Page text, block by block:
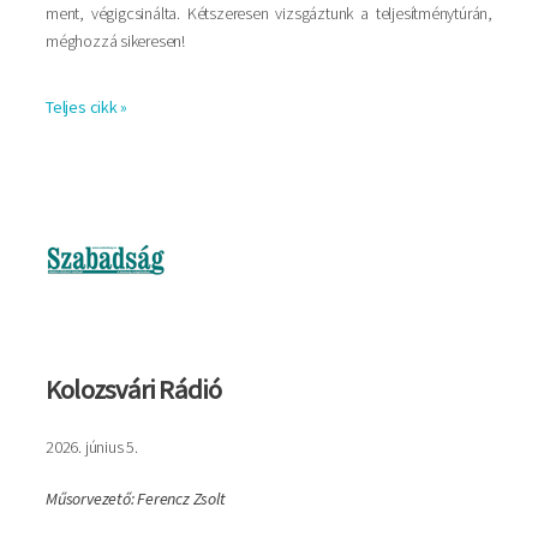
ment, végigcsinálta. Kétszeresen vizsgáztunk a teljesítménytúrán,
méghozzá sikeresen!
Teljes cikk »
Kolozsvári Rádió
2026. június 5.
Műsorvezető: Ferencz Zsolt